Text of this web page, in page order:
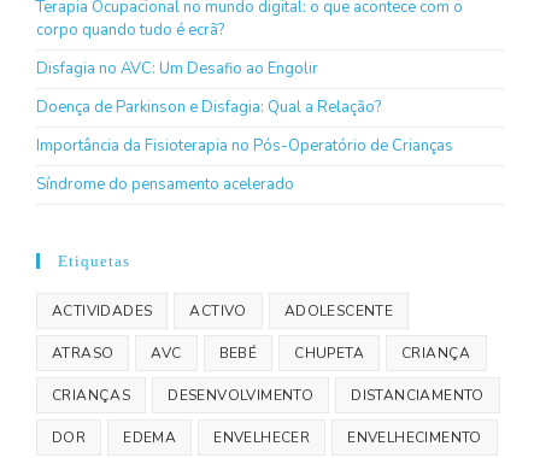
Terapia Ocupacional no mundo digital: o que acontece com o
corpo quando tudo é ecrã?
Disfagia no AVC: Um Desafio ao Engolir
Doença de Parkinson e Disfagia: Qual a Relação?
Importância da Fisioterapia no Pós-Operatório de Crianças
Síndrome do pensamento acelerado
Etiquetas
ACTIVIDADES ACTIVO ADOLESCENTE
ATRASO AVC BEBÉ CHUPETA CRIANÇA
CRIANÇAS DESENVOLVIMENTO DISTANCIAMENTO
DOR EDEMA ENVELHECER ENVELHECIMENTO